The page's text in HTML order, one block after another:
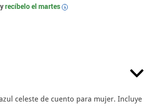
yrecíbelo el martes i
celeste de cuento para mujer. Incluye